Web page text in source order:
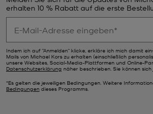
erhalten 10 % Rabatt auf die erste
Indem ich auf "Anmelden" klicke, erkläre ich mich damit
Mails von Michael Kors zu erhalten (einschließlich
unsere Websites, Social-Media-Plattformen und Online-
Datenschutzerklärung näher beschrieben. Sie können
*Es gelten die jeweiligen Bedingungen. Weitere
Bedingungen dieses Programms.